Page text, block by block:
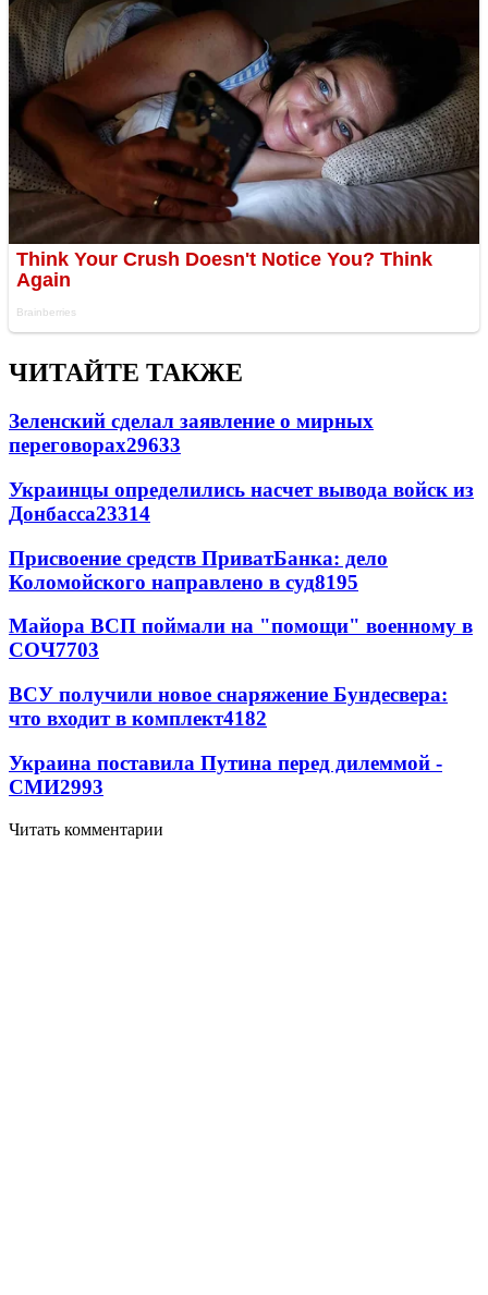
ЧИТАЙТЕ ТАКЖЕ
Зеленский сделал заявление о мирных
переговорах29633
Украинцы определились насчет вывода войск из
Донбасса23314
Присвоение средств ПриватБанка: дело
Коломойского направлено в суд8195
Майора ВСП поймали на "помощи" военному в
СОЧ7703
ВСУ получили новое снаряжение Бундесвера:
что входит в комплект4182
Украина поставила Путина перед дилеммой -
СМИ2993
Читать комментарии